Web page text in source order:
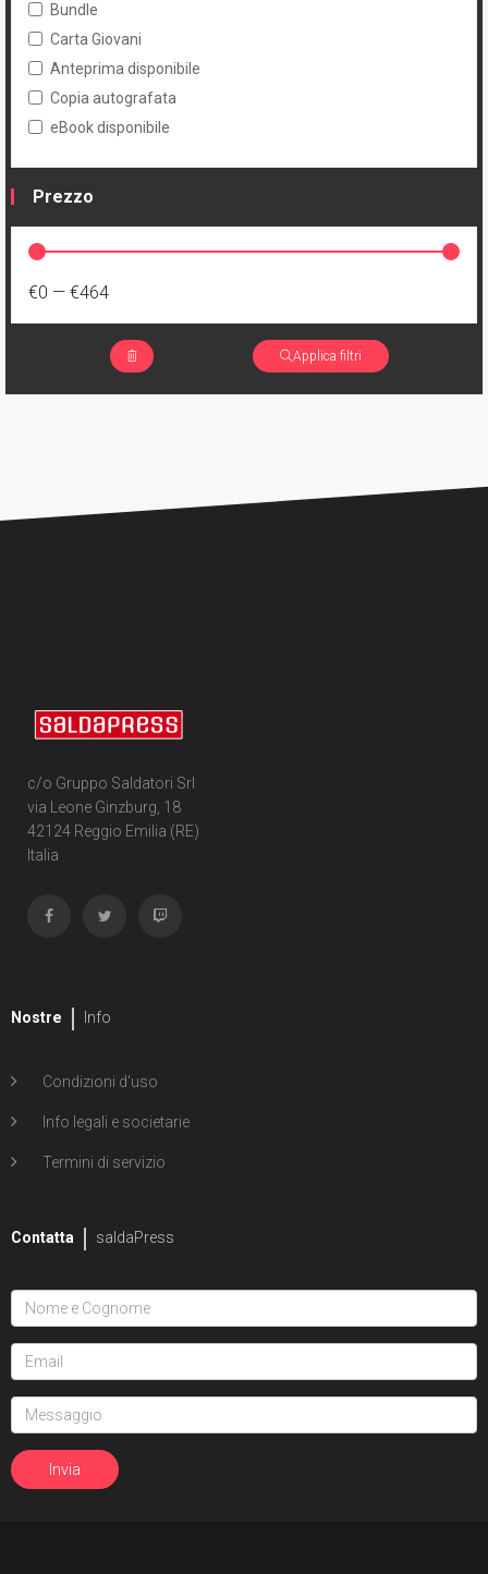
Bundle
Carta Giovani
Anteprima disponibile
Copia autografata
eBook disponibile
Prezzo
€0 — €464
Applica filtri
c/o Gruppo Saldatori Srl
via Leone Ginzburg, 18
42124 Reggio Emilia (RE)
Italia
Nostre Info
Condizioni d'uso
Info legali e societarie
Termini di servizio
Contatta saldaPress